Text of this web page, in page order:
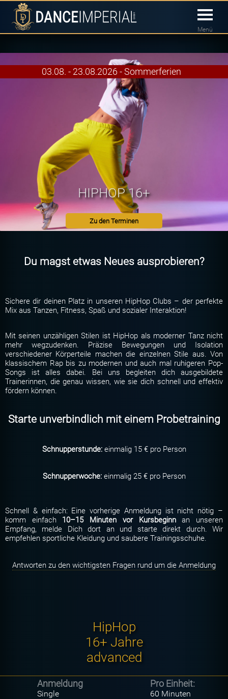
Menü
03.08. - 23.08.2026 - Sommerferien
HIPHOP 16+
Zu den Terminen
Du magst etwas Neues ausprobieren?
Sichere dir deinen Platz in unseren HipHop Clubs – der perfekte
Mix aus Tanzen, Fitness, Spaß und sozialer Interaktion!
Mit seinen unzähligen Stilen ist HipHop als moderner Tanz nicht
mehr wegzudenken. Präzise Bewegungen und Isolation
verschiedener Körperteile machen die einzelnen Stile aus. Von
klassischem Rap bis zu modernen und auch mal ruhigeren Pop-
Songs ist alles dabei. Bei uns begleiten dich ausgebildete
Trainerinnen, die genau wissen, wie sie dich schnell und effektiv
fördern können.
Starte unverbindlich mit einem Probetraining
Schnupperstunde:einmalig 15 € pro Person
Schnupperwoche:einmalig 25 € pro Person
Schnell & einfach: Eine vorherige Anmeldung ist nicht nötig –
komm einfach 10–15 Minuten vor Kursbeginnan unseren
Empfang, melde Dich dort an und starte direkt durch. Wir
empfehlen sportliche Kleidung und saubere Trainingsschuhe.
Antworten zu den wichtigsten Fragen rund um die Anmeldung
HipHop
16+ Jahre
advanced
Anmeldung
Single
Pro Einheit:
60 Minuten